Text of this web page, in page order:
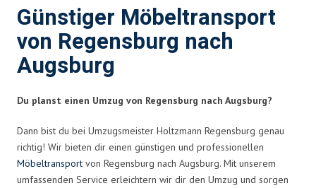
Günstiger Möbeltransport
von Regensburg nach
Augsburg
Du planst einen Umzug von Regensburg nach Augsburg?
Dann bist du bei Umzugsmeister Holtzmann Regensburg genau
richtig! Wir bieten dir einen günstigen und professionellen
Möbeltransport von Regensburg nach Augsburg. Mit unserem
umfassenden Service erleichtern wir dir den Umzug und sorgen